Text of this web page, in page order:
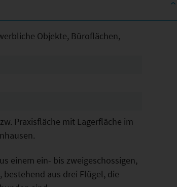
Objekte, Büroflächen,
Praxisfläche mit Lagerfläche im
einem ein- bis zweigeschossigen,
aus drei Flügel, die